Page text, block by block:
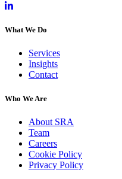
Steyn Reddy Associates
What We Do
Services
Insights
Contact
Who We Are
About SRA
Team
Careers
Cookie Policy
Privacy Policy